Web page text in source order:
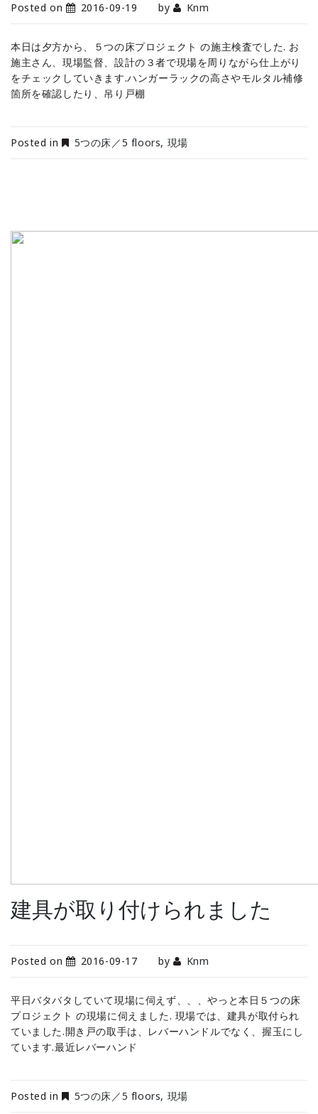
Posted on 2016-09-19 by Knm
本日は夕方から、５つの床プロジェクト の施主検査でした. お
施主さん、現場監督、設計の３者で現場を周りながら仕上がり
をチェックしていきます.ハンガーラックの高さやモルタル補修
箇所を確認したり、吊り戸棚
Posted in 5つの床／5 floors, 現場
建具が取り付けられました
Posted on 2016-09-17 by Knm
平日バタバタしていて現場に伺えず、、、やっと本日５つの床
プロジェクト の現場に伺えました. 現場では、建具が取付られ
ていました.開き戸の取手は、レバーハンドルでなく、握玉にし
ています.最近レバーハンド
Posted in 5つの床／5 floors, 現場